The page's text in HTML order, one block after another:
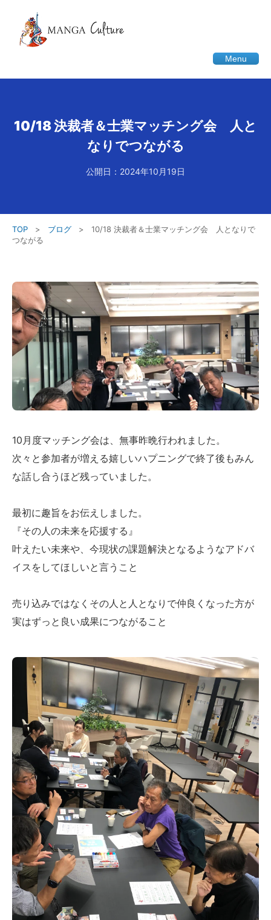
Menu
10/18 決裁者＆士業マッチング会 人と
なりでつながる
公開日：2024年10月19日
TOP > ブログ >
10/18 決裁者＆士業マッチング会 人となりで
つながる
10月度マッチング会は、無事昨晩行われました。
次々と参加者が増える嬉しいハプニングで終了後もみん
な話し合うほど残っていました。
最初に趣旨をお伝えしました。
『その人の未来を応援する』
叶えたい未来や、今現状の課題解決となるようなアドバ
イスをしてほしいと言うこと
売り込みではなくその人と人となりで仲良くなった方が
実はずっと良い成果につながること